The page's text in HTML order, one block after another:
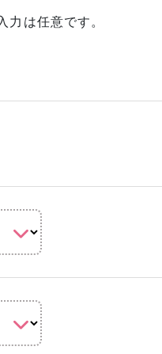
は任意です。